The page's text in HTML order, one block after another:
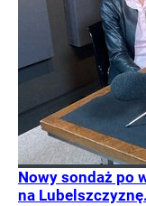
Nowy sondaż po
na